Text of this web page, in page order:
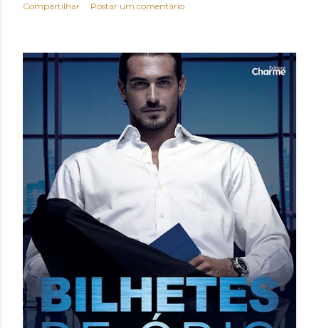
Compartilhar Postar um comentário